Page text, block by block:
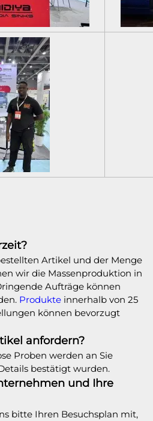
Artikel und der Menge
wir die Massenproduktion in
Aufträge können
Produkte innerhalb von 25
können bevorzugt
anfordern?
Proben werden an Sie
bestätigt wurden.
und Ihre
bitte Ihren Besuchsplan mit,